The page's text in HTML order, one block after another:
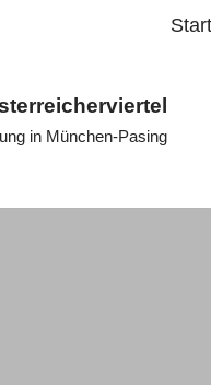
in München-Pasing